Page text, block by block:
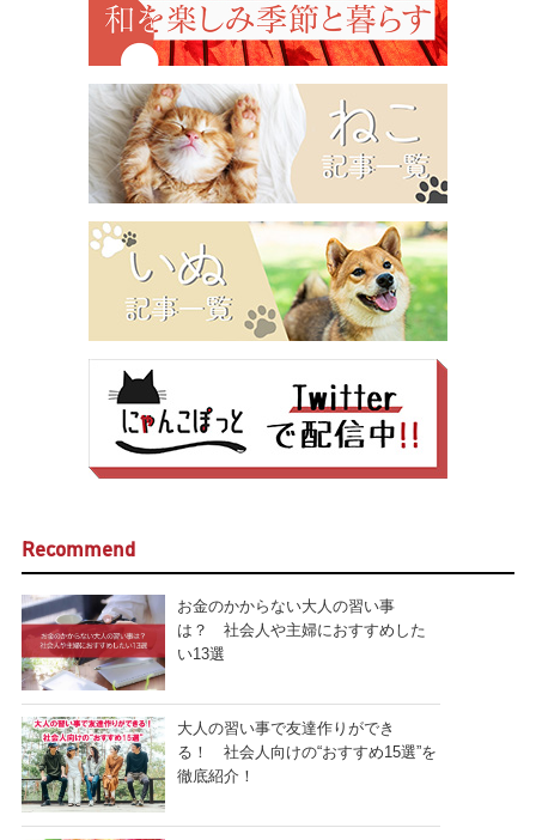
Recommend
お金のかからない大人の習い事
は？ 社会人や主婦におすすめした
い13選
大人の習い事で友達作りができ
る！ 社会人向けの“おすすめ15選”を
徹底紹介！